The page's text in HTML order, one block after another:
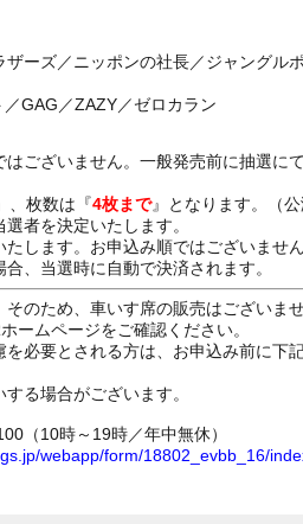
ーズ／ニッポンの社長／ジャングル
GAG／ZAZY／ゼロカラン
はございません。一般発売前に抽選
、枚数は『4枚まで』となります。（
者を決定いたします。
します。お申込み順ではございません
、当選時に自動で決済されます。
のため、車いす席の販売はございませ
ームページをご確認ください。
必要とされる方は、お申込み前に下
る場合がございます。
（10時～19時／年中無休）
webapp/form/18802_evbb_16/